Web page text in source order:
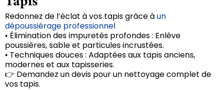
Redonnez de l’éclat à vos tapis grâce àun
dépoussiérage professionnel
• Élimination des impuretés profondes : Enlève
poussières, sable et particules incrustées.
• Techniques douces : Adaptées aux tapis anciens,
modernes et aux tapisseries.
👉 Demandez un devis pour un nettoyage complet de
vos tapis.